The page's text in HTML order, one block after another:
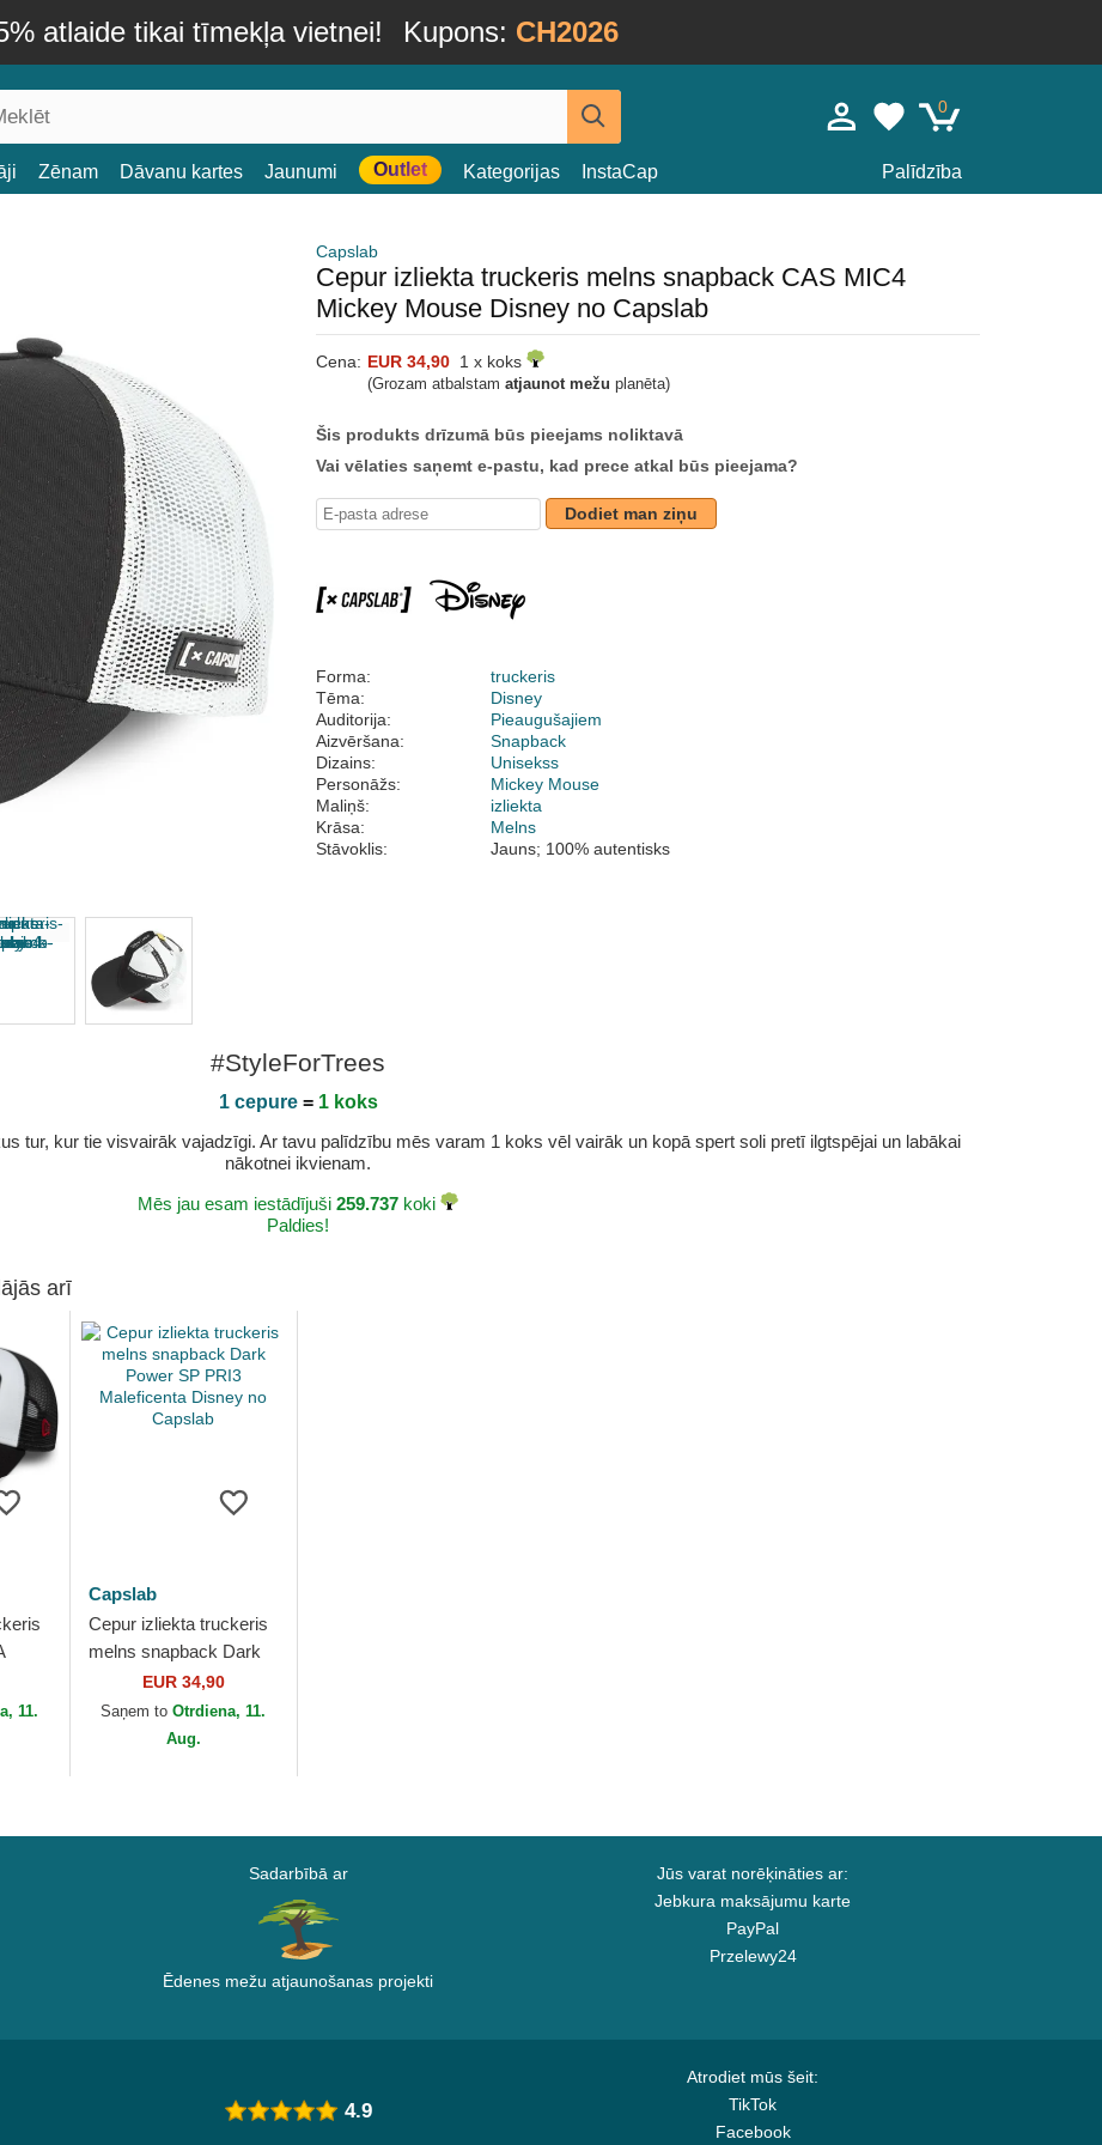
atlaide tikai tīmekļa vietnei! Kupons: CH2026
0
Zēnam Dāvanu kartes Jaunumi Outlet Kategorijas InstaCap Palīdzība
Capslab
Cepur izliekta truckeris melns snapback CAS MIC4
Mickey Mouse Disney no Capslab
Cena: EUR 34,90 1 x koks
(Grozam atbalstam atjaunot mežu planēta)
Šis produkts drīzumā būs pieejams noliktavā
Vai vēlaties saņemt e-pastu, kad prece atkal būs pieejama?
Dodiet man ziņu
Forma:
truckeris
Tēma:
Disney
Auditorija:
Pieaugušajiem
Aizvēršana:
Snapback
Dizains:
Unisekss
Personāžs:
Mickey Mouse
Maliņš:
izliekta
Krāsa:
Melns
Stāvoklis:
Jauns; 100% autentisks
#StyleForTrees
1 cepure= 1 koks
tur, kur tie visvairāk vajadzīgi. Ar tavu palīdzību mēs varam 1 koks vēl vairāk un kopā spert soli pretī ilgtspējai un labākai
nākotnei ikvienam.
Mēs jau esam iestādījuši 259.737 koki
Paldies!
arī
11.
Capslab
Cepur izliekta truckeris
melns snapback Dark
Power SP PRI3
Maleficenta Disney no
EUR 34,90
Saņem toOtrdiena, 11.
Aug.
Sadarbībā ar
Ēdenes mežu atjaunošanas projekti
Jūs varat norēķināties ar:
Jebkura maksājumu karte
PayPal
Przelewy24
Atrodiet mūs šeit:
TikTok
Facebook
4.9